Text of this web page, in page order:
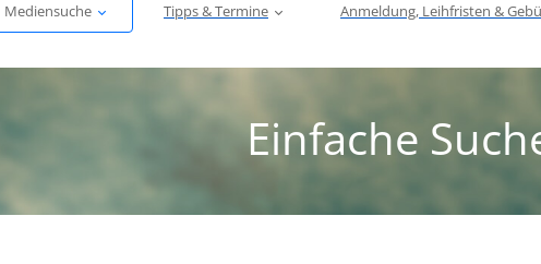
Mediensuche Tipps & Termine Anmeldung, Leihfristen &
Einfache